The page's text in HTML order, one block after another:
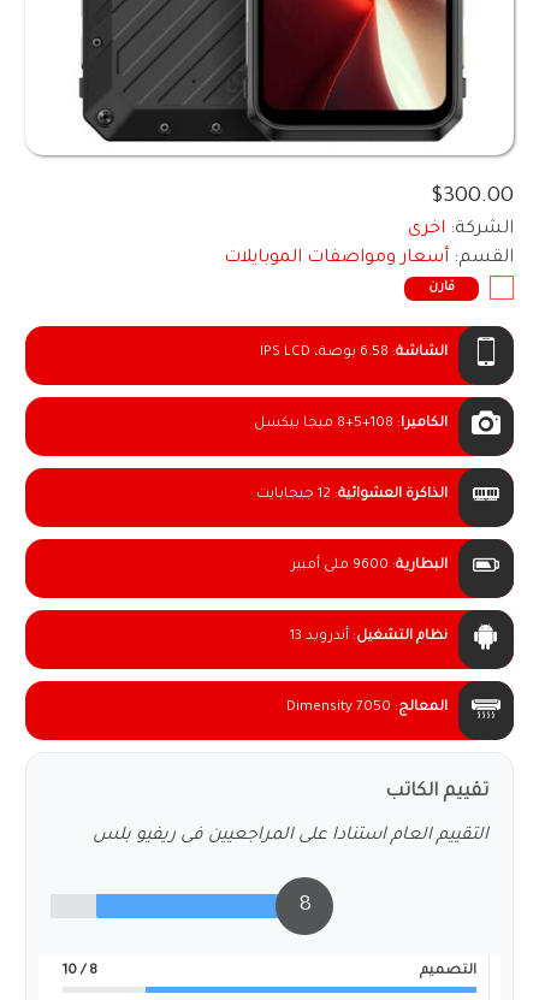
$300.00
الشركة: اخرى
القسم: أسعار ومواصفات الموبايلات
قارن
الشاشة: 6.58 بوصة، IPS LCD
الكاميرا: 8+5+108 ميجا بيكسل
الذاكرة العشوائية: 12 جيجابايت
البطارية: 9600 ملى أمبير
نظام التشغيل: أندرويد 13
المعالج:
Dimensity 7050
تقييم الكاتب
التقييم العام استنادا على المراجعيين فى ريفيو بلس
8
التصميم 8
/ 10